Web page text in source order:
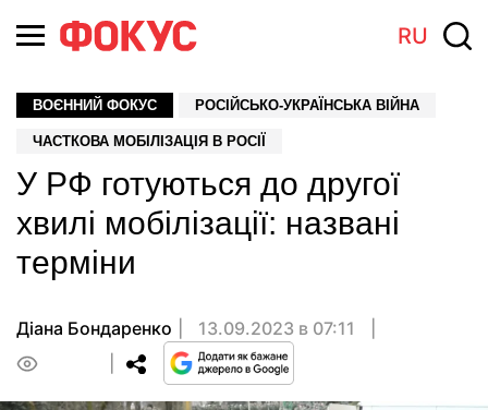
RU
ВОЄННИЙ ФОКУС РОСІЙСЬКО-УКРАЇНСЬКА ВІЙНА
ЧАСТКОВА МОБІЛІЗАЦІЯ В РОСІЇ
У РФ готуються до другої
хвилі мобілізації: названі
терміни
Діана Бондаренко
13.09.2023 в 07:11